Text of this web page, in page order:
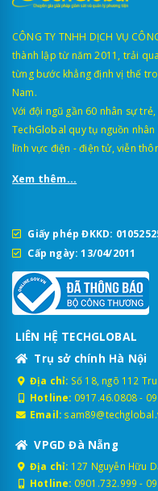
CÔNG TY TNHH DỊCH VỤ
thành lập từ năm 2011, trải
từng bước khẳng định vị thế
Nam.
Với đội ngũ gần 60 nhân sự
TechGlobal quy tụ nguồn
lĩnh vực điện - điện tử, viễn
Xem thêm...
Giấy phép ĐKKD:
Cấp ngày: 13/04/2011
LIÊN HỆ TECHGLOBAL
Trụ sở chính Hà Nội
Địa chỉ: Số 18, ngõ 112
Hotline: 0917.46.0808-
Email:
VPGD Đà Nẵng
Địa chỉ: 127 Nguyễn Hữu
Hotline: 0901.732.999 -